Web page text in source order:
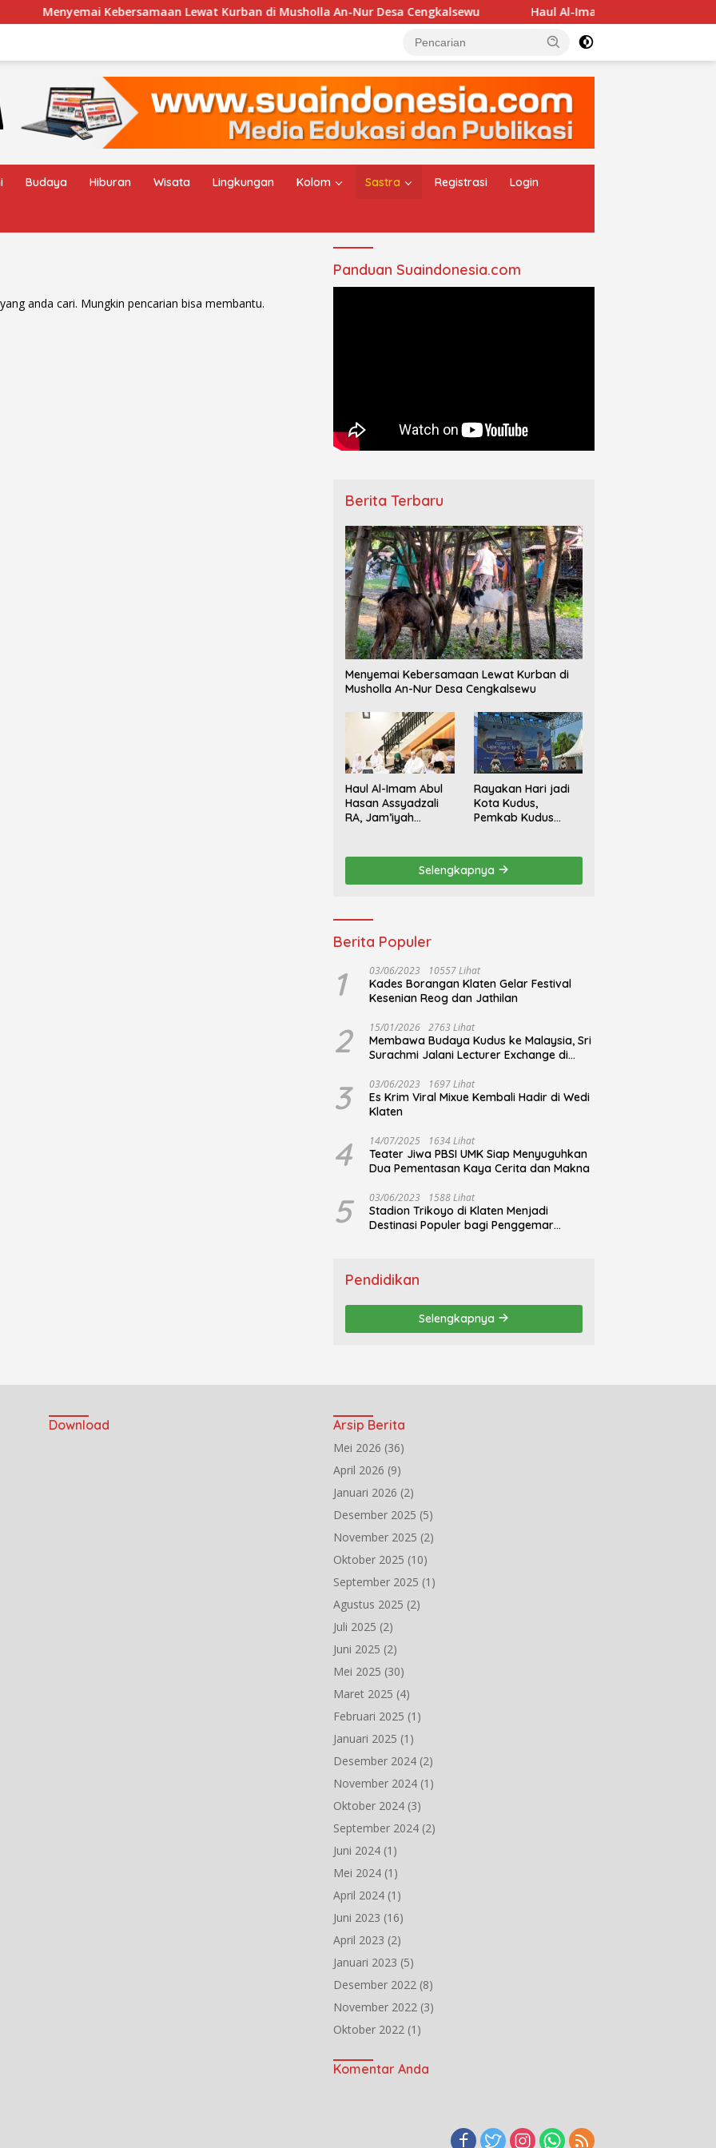
Kebersamaan Lewat Kurban di Musholla An-Nur Desa Cengkalsewu Haul Al-Imam Abul Hasan Assyadzali RA,
Budaya Hiburan Wisata Lingkungan Kolom Sastra Registrasi Login
anda cari. Mungkin pencarian bisa membantu.
Panduan Suaindonesia.com
Berita Terbaru
Menyemai Kebersamaan Lewat Kurban di
Musholla An-Nur Desa Cengkalsewu
Haul Al-Imam Abul
Hasan Assyadzali
RA, Jam’iyah
Berlangsung
Rayakan Hari jadi
Kota Kudus,
Pemkab Kudus
Gelar Festival Tari
Lajur Caping Kalo
Selengkapnya
Berita Populer
1 03/06/2023 10557 Lihat
Kades Borangan Klaten Gelar Festival
Kesenian Reog dan Jathilan
2 15/01/2026 2763 Lihat
Membawa Budaya Kudus ke Malaysia, Sri
Surachmi Jalani Lecturer Exchange di
3 03/06/2023 1697 Lihat
Es Krim Viral Mixue Kembali Hadir di Wedi
Klaten
4 14/07/2025 1634 Lihat
Teater Jiwa PBSI UMK Siap Menyuguhkan
Dua Pementasan Kaya Cerita dan Makna
5 03/06/2023 1588 Lihat
Stadion Trikoyo di Klaten Menjadi
Destinasi Populer bagi Penggemar
Pendidikan
Selengkapnya
Download Arsip Berita
Mei 2026 (36)
April 2026 (9)
Januari 2026 (2)
Desember 2025 (5)
November 2025 (2)
Oktober 2025 (10)
September 2025 (1)
Agustus 2025 (2)
Juli 2025 (2)
Juni 2025 (2)
Mei 2025 (30)
Maret 2025 (4)
Februari 2025 (1)
Januari 2025 (1)
Desember 2024 (2)
November 2024 (1)
Oktober 2024 (3)
September 2024 (2)
Juni 2024 (1)
Mei 2024 (1)
April 2024 (1)
Juni 2023 (16)
April 2023 (2)
Januari 2023 (5)
Desember 2022 (8)
November 2022 (3)
Oktober 2022 (1)
Komentar Anda